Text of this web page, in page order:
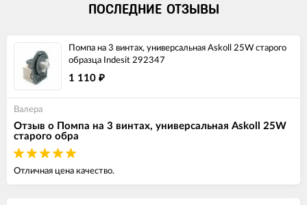
ПОСЛЕДНИЕ ОТЗЫВЫ
Помпа на 3 винтах, универсальная Askoll 25W старого
образца Indesit 292347
1 110 ₽
Валера
Отзыв о Помпа на 3 винтах, универсальная Askoll 25W
старого обра
Отличная цена качество.